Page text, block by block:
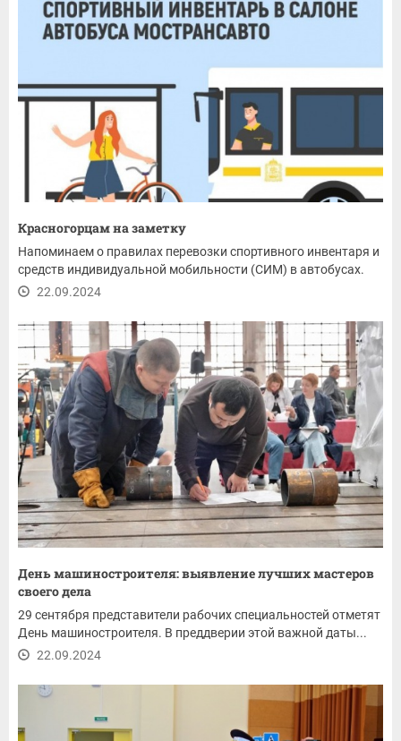
Красногорцам на заметку
Напоминаем о правилах перевозки спортивного инвентаря и
средств индивидуальной мобильности (СИМ) в автобусах.
22.09.2024
День машиностроителя: выявление лучших мастеров
своего дела
29 сентября представители рабочих специальностей отметят
День машиностроителя. В преддверии этой важной даты...
22.09.2024